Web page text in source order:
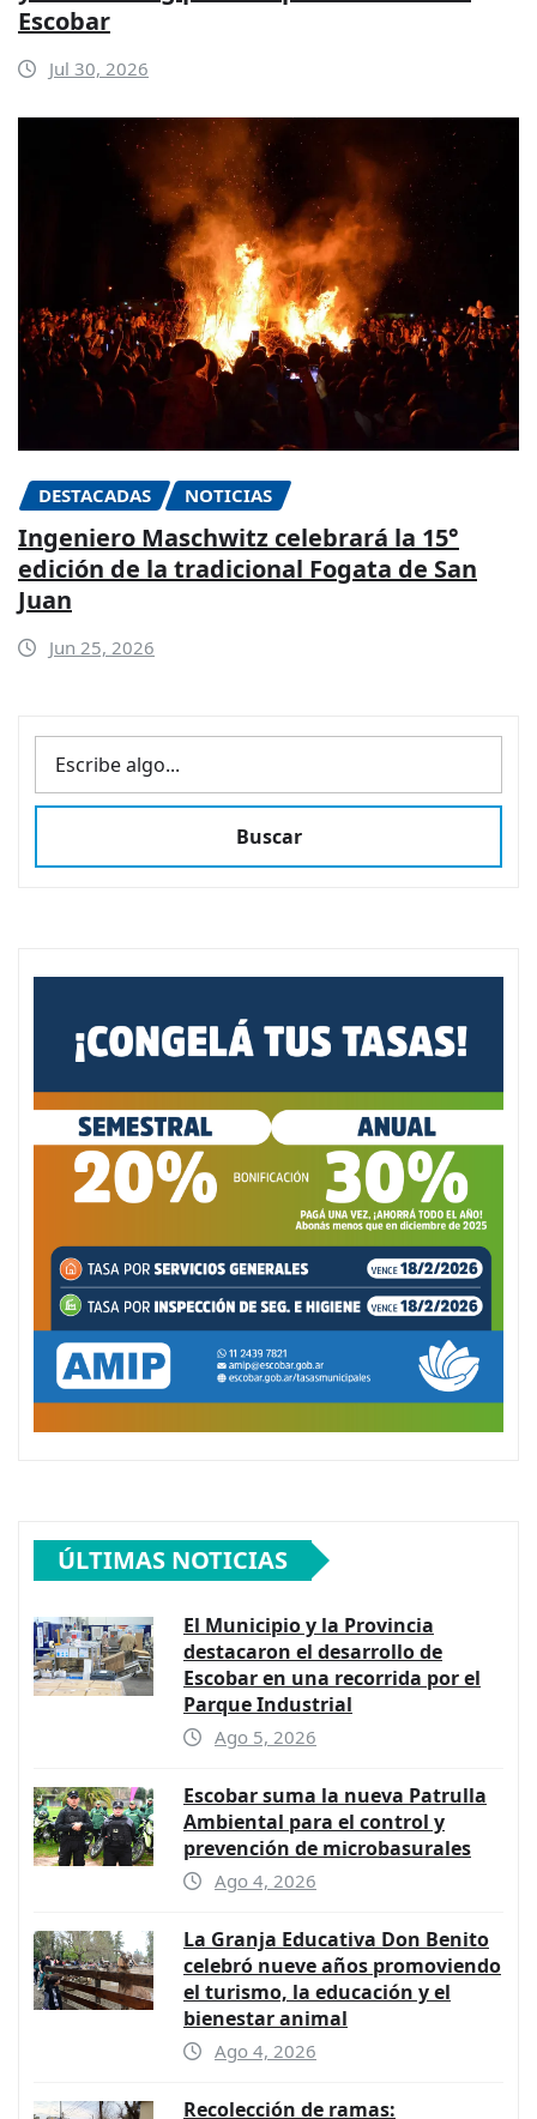
Escobar
Jul 30, 2026
DESTACADAS NOTICIAS
Ingeniero Maschwitz celebrará la 15°
edición de la tradicional Fogata de San
Juan
Jun 25, 2026
BUSCAR
Buscar
ÚLTIMAS NOTICIAS
El Municipio y la Provincia
destacaron el desarrollo de
Escobar en una recorrida por el
Parque Industrial
Ago 5, 2026
Escobar suma la nueva Patrulla
Ambiental para el control y
prevención de microbasurales
Ago 4, 2026
La Granja Educativa Don Benito
celebró nueve años promoviendo
el turismo, la educación y el
bienestar animal
Ago 4, 2026
Recolección de ramas: